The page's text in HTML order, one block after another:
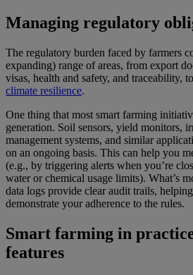
Managing regulatory
The regulatory burden faced by farmers
expanding) range of areas, from export
visas, health and safety, and traceability,
climate resilience.
One thing that most smart farming
generation. Soil sensors, yield monitors,
management systems, and similar
on an ongoing basis. This can help you
(e.g., by triggering alerts when you’re
water or chemical usage limits). What’s
data logs provide clear audit trails,
demonstrate your adherence to the rules.
Smart farming in
features